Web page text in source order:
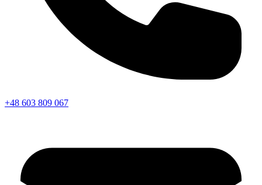
+48 603 809 067